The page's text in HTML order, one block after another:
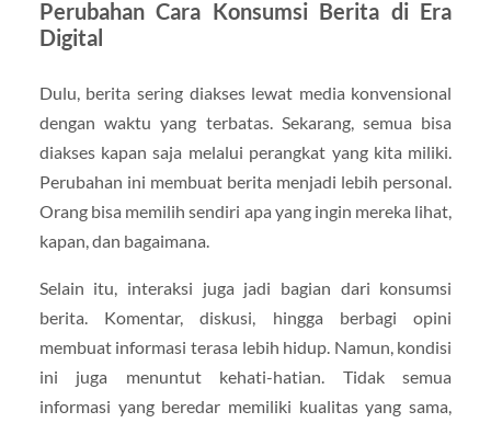
Perubahan Cara Konsumsi Berita di Era
Digital
Dulu, berita sering diakses lewat media konvensional
dengan waktu yang terbatas. Sekarang, semua bisa
diakses kapan saja melalui perangkat yang kita miliki.
Perubahan ini membuat berita menjadi lebih personal.
Orang bisa memilih sendiri apa yang ingin mereka lihat,
kapan, dan bagaimana.
Selain itu, interaksi juga jadi bagian dari konsumsi
berita. Komentar, diskusi, hingga berbagi opini
membuat informasi terasa lebih hidup. Namun, kondisi
ini juga menuntut kehati-hatian. Tidak semua
informasi yang beredar memiliki kualitas yang sama,